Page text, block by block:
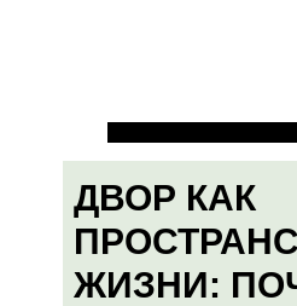
ДВОР КАК
ЖИЗНИ: